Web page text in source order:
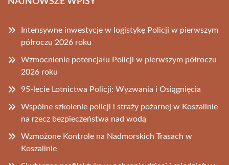
Intensywne inwestycje w logistykę Policji w pierwszym
półroczu 2026 roku
Wzmocnienie potencjału Policji w pierwszym półroczu
2026 roku
95-lecie Lotnictwa Policji: Wyzwania i Osiągnięcia
Wspólne szkolenie policji i straży pożarnej w Koszalinie
na rzecz bezpieczeństwa nad wodą
Wzmożone Kontrole na Nadmorskich Trasach w
Koszalinie